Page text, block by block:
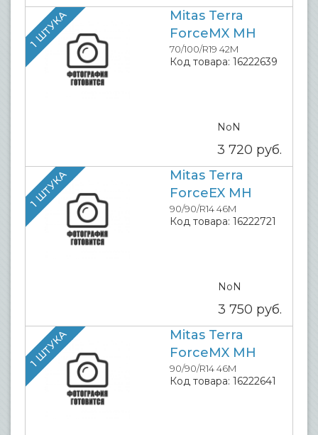
1 ШТУКА
Mitas Terra
ForceMX MH
70/100/R19 42M
Код товара: 16222639
NoN
3 720 руб.
1 ШТУКА
Mitas Terra
ForceEX MH
90/90/R14 46M
Код товара: 16222721
NoN
3 750 руб.
1 ШТУКА
Mitas Terra
ForceMX MH
90/90/R14 46M
Код товара: 16222641